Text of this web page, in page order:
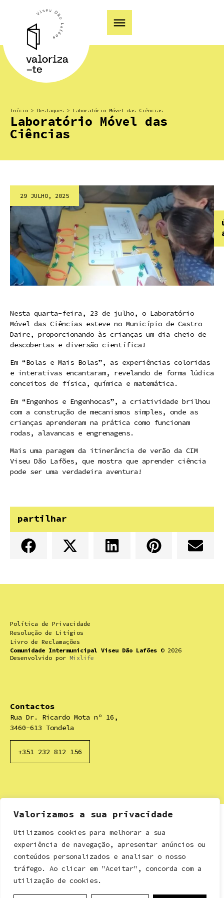
Valorizamos a sua privacidade
Utilizamos cookies para melhorar a sua
experiência de navegação, apresentar anúncios ou
conteúdos personalizados e analisar o nosso
tráfego. Ao clicar em "Aceitar", concorda com a
utilização de cookies.
Início > Destaques > Laboratório Móvel das Ciências
Laboratório Móvel das
Ciências
29 JULHO, 2025
Nesta quarta-feira, 23 de julho, o Laboratório
Móvel das Ciências esteve no Município de Castro
Daire, proporcionando às crianças um dia cheio de
descobertas e diversão científica!
Em “Bolas e Mais Bolas”, as experiências coloridas
e interativas encantaram, revelando de forma lúdica
conceitos de física, química e matemática.
Em “Engenhos e Engenhocas”, a criatividade brilhou
com a construção de mecanismos simples, onde as
crianças aprenderam na prática como funcionam
rodas, alavancas e engrenagens.
Mais uma paragem da itinerância de verão da CIM
Viseu Dão Lafões, que mostra que aprender ciência
pode ser uma verdadeira aventura!
partilhar
Política de Privacidade
Resolução de Litígios
Livro de Reclamações
Comunidade Intermunicipal Viseu Dão Lafões © 2026
Desenvolvido por Mixlife
Contactos
Rua Dr. Ricardo Mota nº 16,
3460-613 Tondela
+351 232 812 156